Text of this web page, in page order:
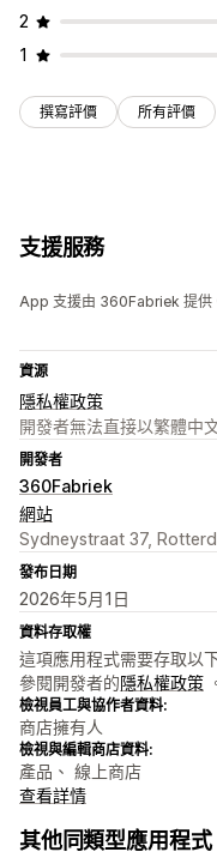
2
1
撰寫評價 所有評價
支援服務
App 支援由 360Fabriek 提供
資源
隱私權政策
開發者無法直接以繁體中
開發者
360Fabriek
網站
Sydneystraat 37,
發布日期
2026年5月1日
資料存取權
這項應用程式需要存取以
參閱開發者的隱私權政策
檢視員工與協作者資料:
商店擁有人
檢視與編輯商店資料:
產品、 線上商店
查看詳情
其他同類型應用程式